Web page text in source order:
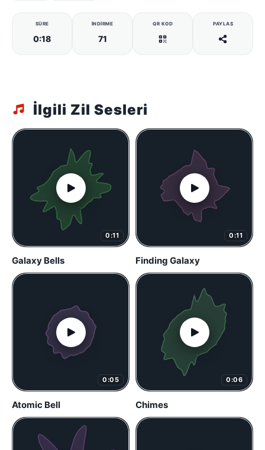
SÜRE
0:18
İNDIRME
71
QR KOD PAYLAŞ
İlgili Zil Sesleri
0:11
Galaxy Bells
0:11
Finding Galaxy
0:05
Atomic Bell
0:06
Chimes